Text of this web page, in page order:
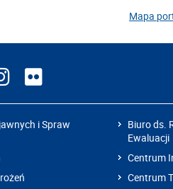
Mapa
i Spraw
Biuro ds.
Ewaluacji
Centrum
Centrum